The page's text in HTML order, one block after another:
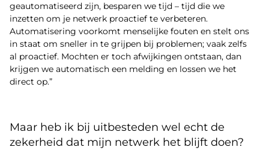
geautomatiseerd zijn, besparen we tijd – tijd die we
inzetten om je netwerk proactief te verbeteren.
Automatisering voorkomt menselijke fouten en stelt ons
in staat om sneller in te grijpen bij problemen; vaak zelfs
al proactief. Mochten er toch afwijkingen ontstaan, dan
krijgen we automatisch een melding en lossen we het
direct op.”
Maar heb ik bij uitbesteden wel echt de
zekerheid dat mijn netwerk het blijft doen?